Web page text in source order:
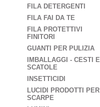
FILA DETERGENTI
FILA FAI DA TE
FILA PROTETTIVI
FINITORI
GUANTI PER PULIZIA
IMBALLAGGI - CESTI E
SCATOLE
INSETTICIDI
LUCIDI PRODOTTI PER
SCARPE